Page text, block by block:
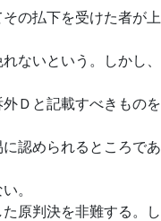
の払下を受けた者が上
ないという。しかし、
Ｄと記載すべきものを
認められるところであ
。
原判決を非難する。し